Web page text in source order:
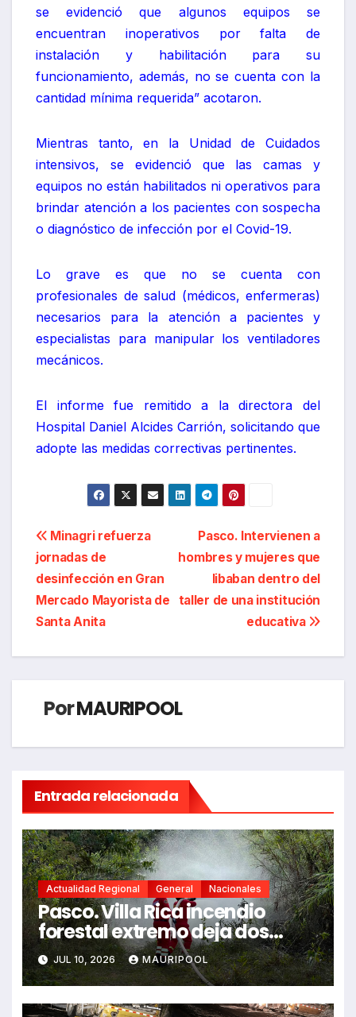
se evidenció que algunos equipos se
encuentran inoperativos por falta de
instalación y habilitación para su
funcionamiento, además, no se cuenta con la
cantidad mínima requerida” acotaron.
Mientras tanto, en la Unidad de Cuidados
intensivos, se evidenció que las camas y
equipos no están habilitados ni operativos para
brindar atención a los pacientes con sospecha
o diagnóstico de infección por el Covid-19.
Lo grave es que no se cuenta con
profesionales de salud (médicos, enfermeras)
necesarios para la atención a pacientes y
especialistas para manipular los ventiladores
mecánicos.
El informe fue remitido a la directora del
Hospital Daniel Alcides Carrión, solicitando que
adopte las medidas correctivas pertinentes.
Navegación
de
entradas
Pasco. Intervienen a
hombres y mujeres que
libaban dentro del
taller de una institución
educativa
Minagri refuerza
jornadas de
desinfección en Gran
Mercado Mayorista de
Santa Anita
PorMAURIPOOL
Entrada relacionada
Actualidad Regional General Nacionales
Pasco. Villa Rica incendio
forestal extremo deja dos
fallecidos y heridos
JUL 10, 2026 MAURIPOOL